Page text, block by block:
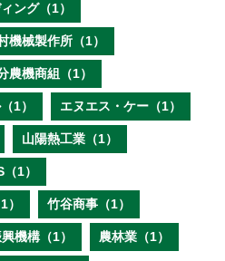
ング（1）
機械製作所（1）
農機商組（1）
1） エヌエス・ケー（1）
山陽熱工業（1）
（1）
竹谷商事（1）
機構（1） 農林業（1）